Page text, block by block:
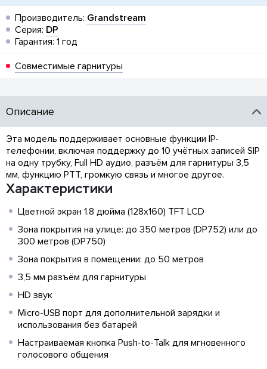
Производитель: Grandstream
Серия: DP
Гарантия: 1 год
Совместимые гарнитуры
Описание
Эта модель поддерживает основные функции IP-
телефонии, включая поддержку до 10 учётных записей SIP
на одну трубку, Full HD аудио, разъём для гарнитуры 3,5
мм, функцию PTT, громкую связь и многое другое.
Характеристики
Цветной экран 1.8 дюйма (128x160) TFT LCD
Зона покрытия на улице: до 350 метров (DP752) или до
300 метров (DP750)
Зона покрытия в помещении: до 50 метров
3,5 мм разъём для гарнитуры
HD звук
Micro-USB порт для дополнительной зарядки и
использования без батарей
Настраиваемая кнопка Push-to-Talk для мгновенного
голосового общения